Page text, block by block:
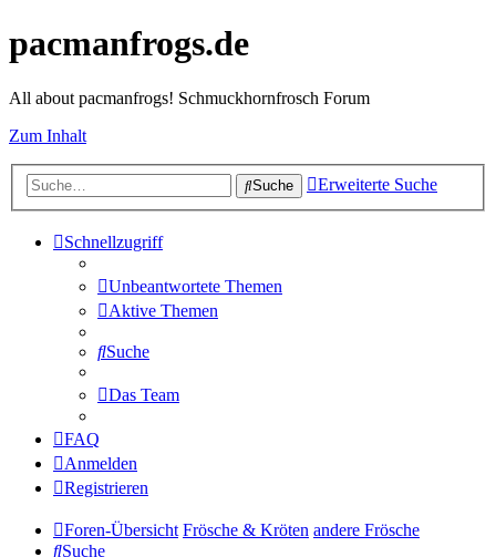
pacmanfrogs.de
All about pacmanfrogs! Schmuckhornfrosch Forum
Zum Inhalt
Suche Erweiterte Suche
Schnellzugriff
Unbeantwortete Themen
Aktive Themen
Suche
Das Team
FAQ
Anmelden
Registrieren
Foren-Übersicht Frösche & Kröten andere Frösche
Suche